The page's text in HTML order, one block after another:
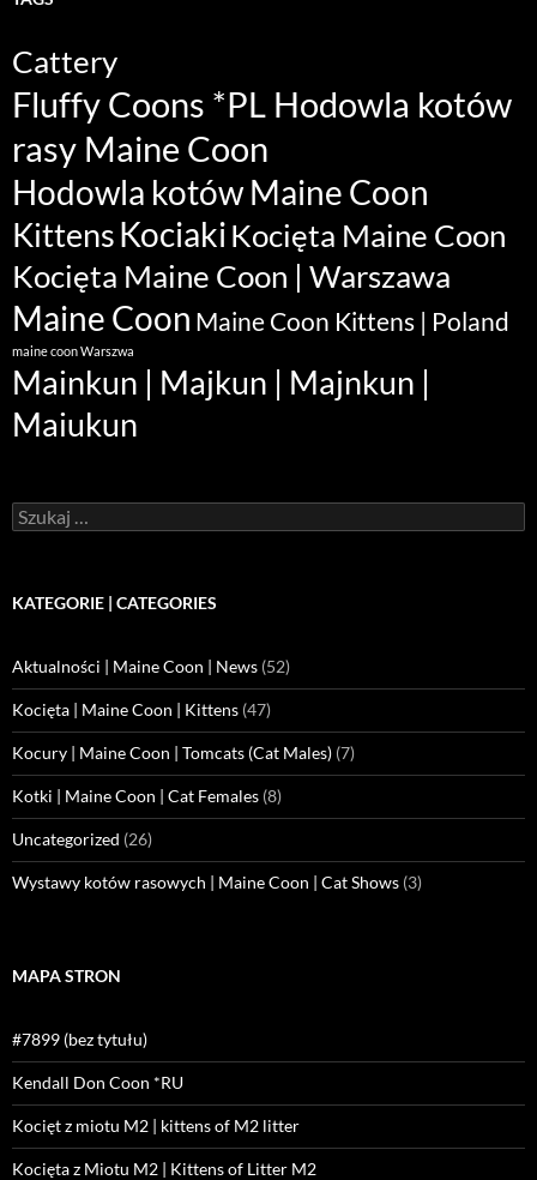
Cattery
Fluffy Coons *PL Hodowla kotów
rasy Maine Coon
Hodowla kotów Maine Coon
KittensKociakiKocięta Maine Coon
Kocięta Maine Coon | Warszawa
Maine Coon Maine Coon Kittens | Poland
maine coon Warszwa
Mainkun | Majkun | Majnkun |
Maiukun
Szukaj:
KATEGORIE | CATEGORIES
Aktualności | Maine Coon | News (52)
Kocięta | Maine Coon | Kittens (47)
Kocury | Maine Coon | Tomcats (Cat Males) (7)
Kotki | Maine Coon | Cat Females (8)
Uncategorized (26)
Wystawy kotów rasowych | Maine Coon | Cat Shows (3)
MAPA STRON
#7899 (bez tytułu)
Kendall Don Coon *RU
Kocięt z miotu M2 | kittens of M2 litter
Kocięta z Miotu M2 | Kittens of Litter M2